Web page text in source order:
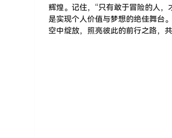
辉煌。记住，“只有敢于冒险的人
是实现个人价值与梦想的绝佳舞台
空中绽放，照亮彼此的前行之路，共